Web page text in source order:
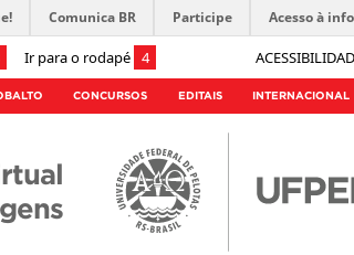
Ir para o rodapé 4
Comunica BR Participe Acesso à
CONCURSOS EDITAIS INTERNACIONAL